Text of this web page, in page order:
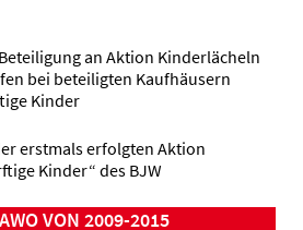
an Aktion Kinderlächeln
bei beteiligten Kaufhäusern
Kinder
erstmals erfolgten Aktion
Kinder“ des BJW
VON 2009-2015